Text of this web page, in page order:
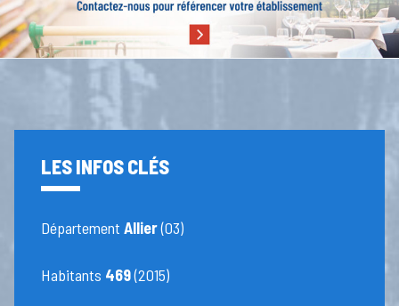
LES INFOS CLÉS
DépartementAllier(03)
Habitants 469(2015)